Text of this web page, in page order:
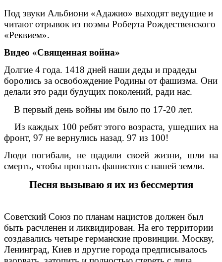
Под звуки Альбиони «Адажио» выходят ведущие и
читают отрывок из поэмы Роберта Рождественского
«Реквием».
Видео «Священная война»
Долгие 4 года. 1418 дней наши деды и прадеды
боролись за освобождение Родины от фашизма. Они
делали это ради будущих поколений, ради нас.
В первый день войны им было по 17-20 лет.
Из каждых 100 ребят этого возраста, ушедших на
фронт, 97 не вернулись назад. 97 из 100!
Люди погибали, не щадили своей жизни, шли на
смерть, чтобы прогнать фашистов с нашей земли.
Песня вызываю я их из бессмертия
Советский Союз по планам нацистов должен был
быть расчленен и ликвидирован. На его территории
создавались четыре германские провинции. Москву,
Ленинград, Киев и другие города предписывалось